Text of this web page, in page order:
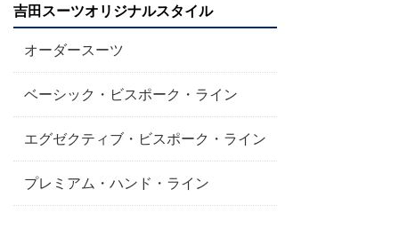
吉田スーツオリジナルスタイル
オーダースーツ
ベーシック・ビスポーク・ライン
エグゼクティブ・ビスポーク・ライン
プレミアム・ハンド・ライン